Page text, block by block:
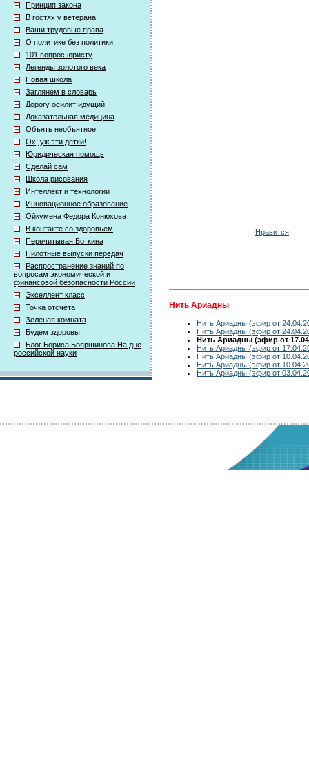
Принцип закона
В гостях у ветерана
Ваши трудовые права
О политике без политики
101 вопрос юристу
Легенды золотого века
Новая школа
Заглянем в словарь
Дорогу осилит идущий
Доказательная медицина
Объять необъятное
Ох, уж эти детки!
Юридическая помощь
Сделай сам
Школа рисования
Интеллект и технологии
Инновационное образование
Ойкумена Федора Конюхова
В контакте со здоровьем
Перечитывая Боткина
Пилотные выпуски передач
Распространение знаний по
вопросам экономической и
финансовой безопасности России
Экселлент класс
Точка отсчета
Зеленая комната
Будем здоровы
Блог Бориса Бояршинова На дне
российской науки
Нравится
Нить Ариадны
Нить Ариадны (эфир от
Нить Ариадны (эфир от
Нить Ариадны (эфир от
Нить Ариадны (эфир от
Нить Ариадны (эфир от
Нить Ариадны (эфир от
Нить Ариадны (эфир от